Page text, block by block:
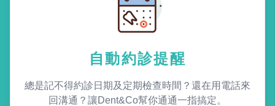
自動約診提醒
總是記不得約診日期及定期檢查時間？還在用電話來
回溝通？讓Dent&Co幫你通通一指搞定。